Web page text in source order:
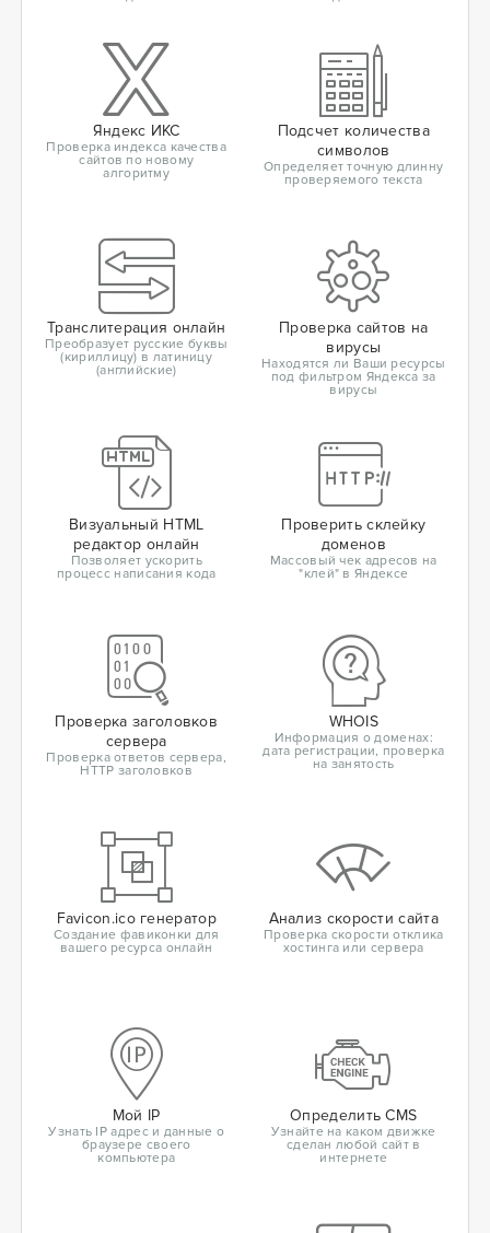
Яндекс ИКС
Проверка индекса качества
сайтов по новому
алгоритму
Подсчет количества
символов
Определяет точную длинну
проверяемого текста
Транслитерация онлайн
Преобразует русские буквы
(кириллицу) в латиницу
(английские)
Проверка сайтов на
вирусы
Находятся ли Ваши ресурсы
под фильтром Яндекса за
вирусы
Визуальный HTML
редактор онлайн
Позволяет ускорить
процесс написания кода
Проверить склейку
доменов
Массовый чек адресов на
"клей" в Яндексе
Проверка заголовков
сервера
Проверка ответов сервера,
HTTP заголовков
WHOIS
Информация о доменах:
дата регистрации, проверка
на занятость
Favicon.ico генератор
Создание фавиконки для
вашего ресурса онлайн
Анализ скорости сайта
Проверка скорости отклика
хостинга или сервера
Мой IP
Узнать IP адрес и данные о
браузере своего
компьютера
Определить CMS
Узнайте на каком движке
сделан любой сайт в
интернете